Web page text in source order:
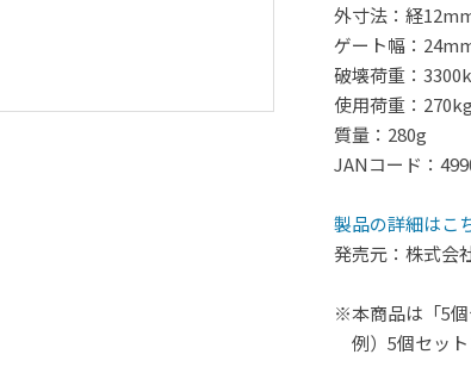
外寸法：経
ゲート幅：
破壊荷重：
使用荷重：270kg
質量：280g
JANコード：
製品の詳細はこ
発売元：株式会
※本商品は「5個
例）5個セッ